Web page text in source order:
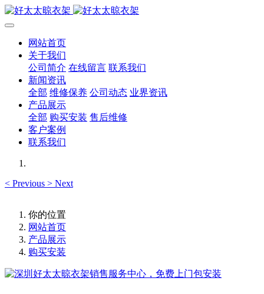
网站首页
关于我们
公司简介 在线留言 联系我们
新闻资讯
全部 维修保养 公司动态 业界资讯
产品展示
全部 购买安装 售后维修
客户案例
联系我们
< Previous > Next
你的位置
网站首页
产品展示
购买安装